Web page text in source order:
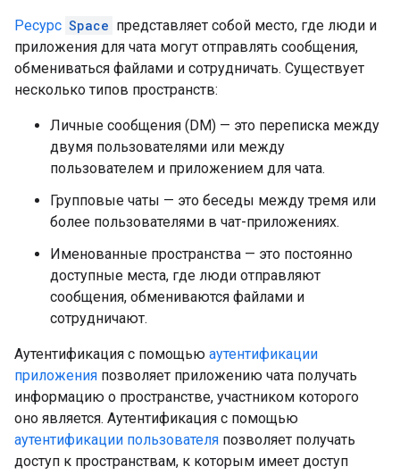
Ресурс Space представляет собой место, где люди и
приложения для чата могут отправлять сообщения,
обмениваться файлами и сотрудничать. Существует
несколько типов пространств:
Личные сообщения (DM) — это переписка между
двумя пользователями или между
пользователем и приложением для чата.
Групповые чаты — это беседы между тремя или
более пользователями в чат-приложениях.
Именованные пространства — это постоянно
доступные места, где люди отправляют
сообщения, обмениваются файлами и
сотрудничают.
Аутентификация с помощью аутентификации
приложения позволяет приложению чата получать
информацию о пространстве, участником которого
оно является. Аутентификация с помощью
аутентификации пользователя позволяет получать
доступ к пространствам, к которым имеет доступ